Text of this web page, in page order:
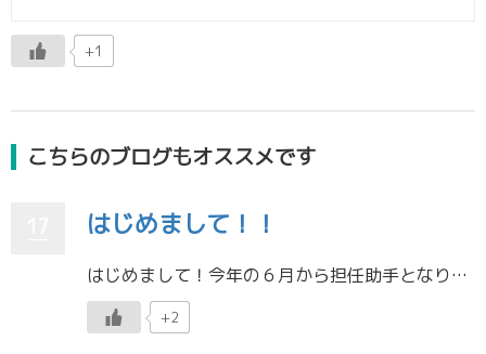
+1
こちらのブログもオススメです
はじめまして！！
はじめまして！今年の６月から担任助手となりました、石川叶実です。これからは私もブログを更新していくのでよろしくお願いします。 プロフィール・大学 熊本大学医学部医学科・高校 大牟田高校 普通科 誠進コース・ […]
+2